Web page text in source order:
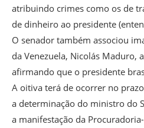
atribuindo crimes como os de
de dinheiro ao presidente
O senador também associou
da Venezuela, Nicolás Maduro,
afirmando que o presidente
A oitiva terá de ocorrer no
a determinação do ministro do
a manifestação da